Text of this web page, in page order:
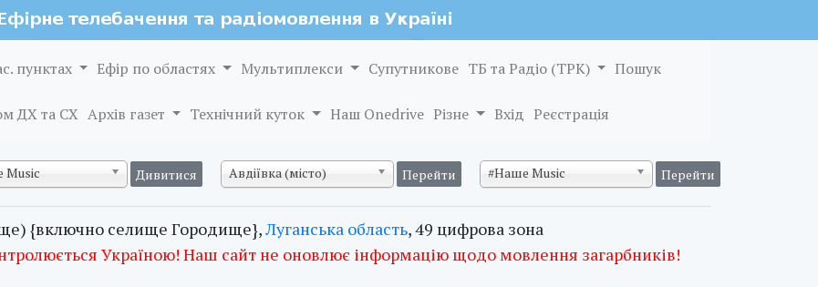
пунктах Ефір по областях Мультиплекси Супутникове ТБ та Радіо (ТРК) Пошук
ДХ та СХ Архів газет Технічний куток Наш Onedrive Різне Вхід Реєстрація
Music Авдіївка (місто) #Наше Music
{включно селище Городище},Луганська область, 49 цифрова зона
Україною! Наш сайт не оновлює інформацію щодо мовлення загарбників!